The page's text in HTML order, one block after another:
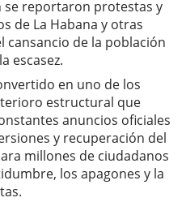
se reportaron protestas y
de La Habana y otras
cansancio de la población
escasez.
en uno de los
estructural que
anuncios oficiales
y recuperación del
millones de ciudadanos
los apagones y la